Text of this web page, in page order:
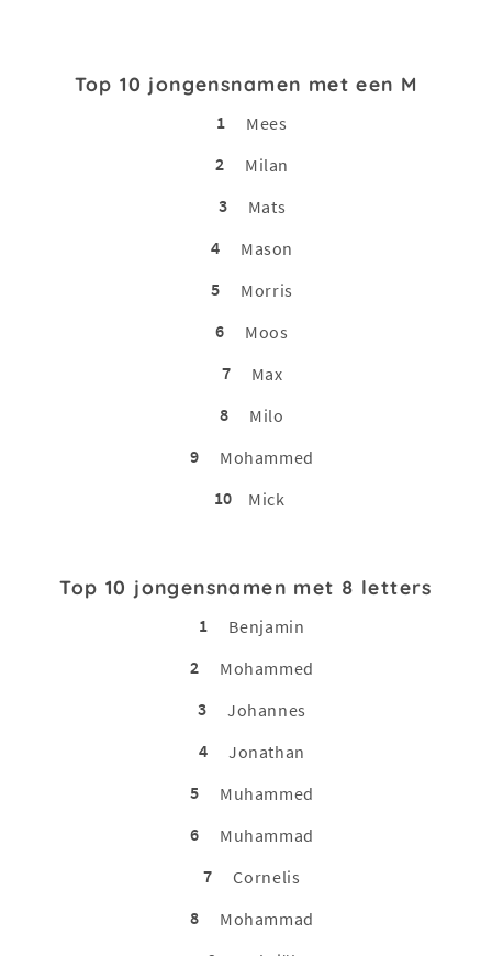
Top 10 jongensnamen met een M
1
Mees
2
Milan
3
Mats
4
Mason
5
Morris
6
Moos
7
Max
8
Milo
9
Mohammed
10
Mick
Top 10 jongensnamen met 8 letters
1
Benjamin
2
Mohammed
3
Johannes
4
Jonathan
5
Muhammed
6
Muhammad
7
Cornelis
8
Mohammad